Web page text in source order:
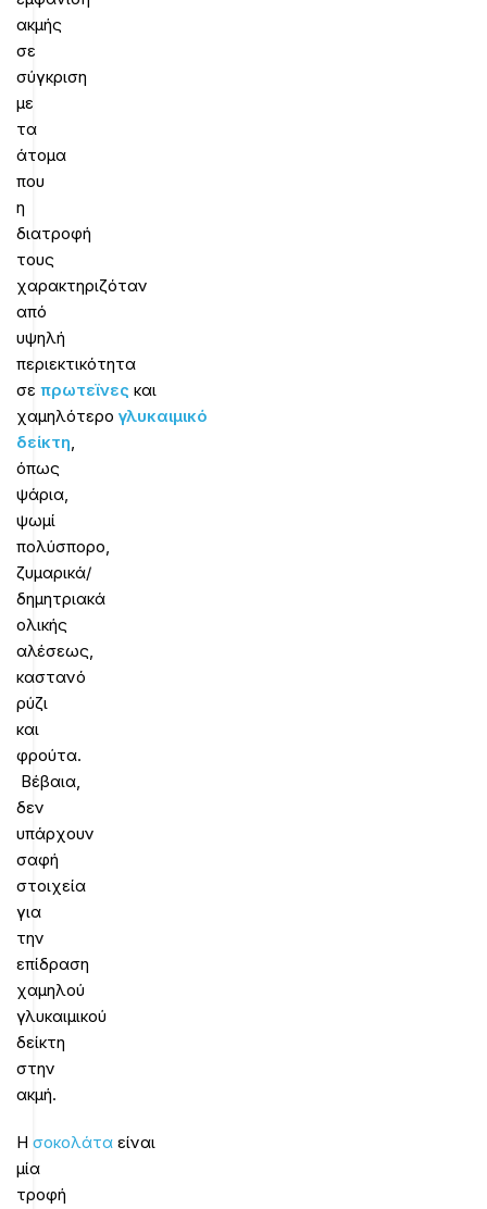
ακμής
σε
σύγκριση
με
τα
άτομα
που
η
διατροφή
τους
χαρακτηριζόταν
από
υψηλή
περιεκτικότητα
σε πρωτεϊνες και
χαμηλότερο γλυκαιμικό
δείκτη,
όπως
ψάρια,
ψωμί
πολύσπορο,
ζυμαρικά/
δημητριακά
ολικής
αλέσεως,
καστανό
ρύζι
και
φρούτα.
Βέβαια,
δεν
υπάρχουν
σαφή
στοιχεία
για
την
επίδραση
χαμηλού
γλυκαιμικού
δείκτη
στην
ακμή.
Η σοκολάτα είναι
μία
τροφή